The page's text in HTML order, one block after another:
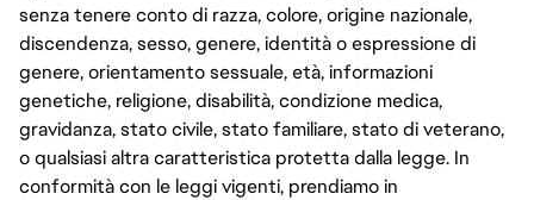
senza tenere conto di razza, colore, origine nazionale,
discendenza, sesso, genere, identità o espressione di
genere, orientamento sessuale, età, informazioni
genetiche, religione, disabilità, condizione medica,
gravidanza, stato civile, stato familiare, stato di veterano,
o qualsiasi altra caratteristica protetta dalla legge. In
conformità con le leggi vigenti, prendiamo in